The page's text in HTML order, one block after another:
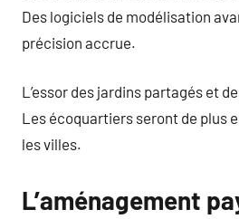
Des logiciels de modélisation
précision accrue.
L’essor des jardins partagés et
Les écoquartiers seront de plus
les villes.
L’aménagement